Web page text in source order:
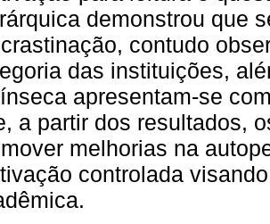
demonstrou que
contudo
das instituições,
apresentam-se
a partir dos resultados,
melhorias na
controlada